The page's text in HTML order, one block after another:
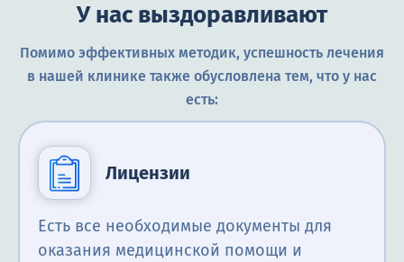
У нас выздоравливают
Помимо эффективных методик, успешность лечения
в нашей клинике также обусловлена тем, что у нас
есть:
Лицензии
Есть все необходимые документы для
оказания медицинской помощи и